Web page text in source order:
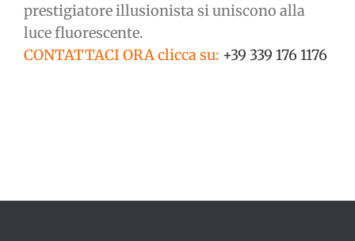
prestigiatore illusionista si uniscono alla
luce fluorescente.
CONTATTACI ORA clicca su: +39 339 176 1176